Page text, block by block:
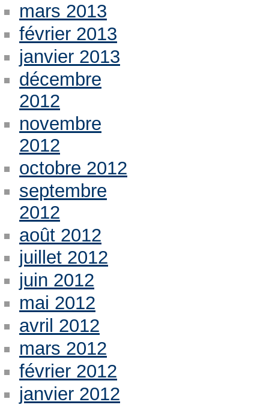
mars 2013
février 2013
janvier 2013
décembre
2012
novembre
2012
octobre 2012
septembre
2012
août 2012
juillet 2012
juin 2012
mai 2012
avril 2012
mars 2012
février 2012
janvier 2012